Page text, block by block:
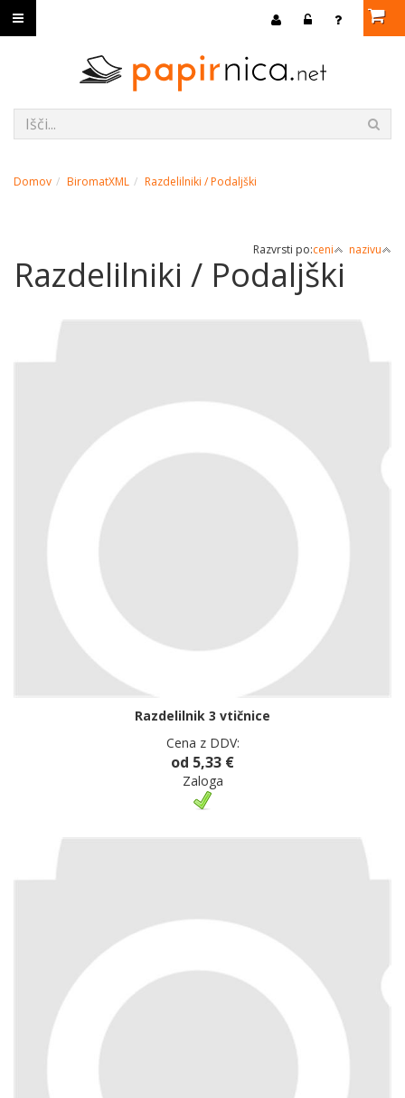
Domov BiromatXML Razdelilniki / Podaljški
Razvrsti po:ceni nazivu
Razdelilniki / Podaljški
Razdelilnik 3 vtičnice
Cena z DDV:
od 5,33 €
Zaloga